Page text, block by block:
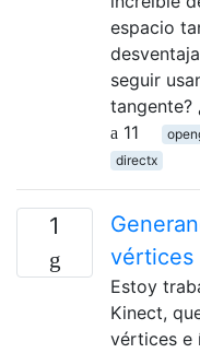
espacio
seguir
tangente?
11
directx
1
vértices
Estoy
Kinect,
vértices e